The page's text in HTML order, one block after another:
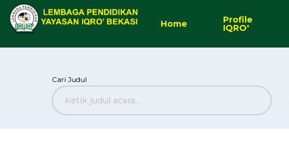
Home Profile
IQRO'
Cari Judul